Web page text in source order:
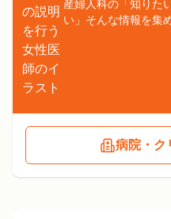
産婦人科の「知りた
い」そんな情報を集
病院・ク